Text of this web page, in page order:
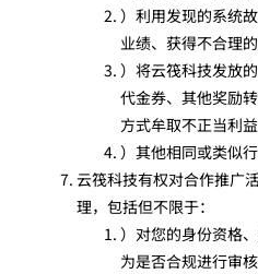
）利用发现的系统
业绩、获得不合理的
）将云筏科技发放
代金券、其他奖励
方式牟取不正当利益
）其他相同或类似行
云筏科技有权对合作推广
理，包括但不限于：
）对您的身份资格
为是否合规进行审